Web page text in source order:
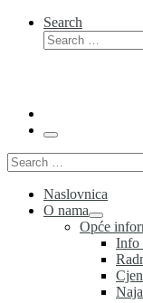
Search
Search
Menu
Search
Naslovnica
O nama
Opće
Info